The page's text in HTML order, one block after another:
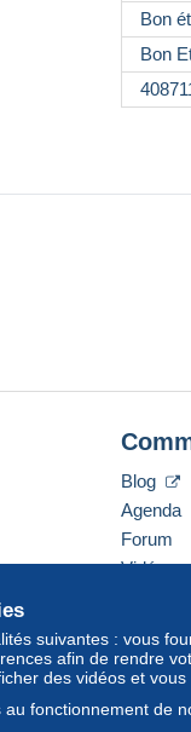
Bon
Bon
suivantes : vous
afin de rendre
des vidéos et
fonctionnement de
Blog
Agenda
Forum
Vidéos
Vevay